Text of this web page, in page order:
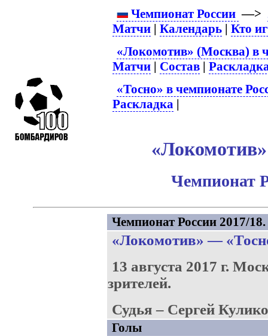
Чемпионат России —>
Матчи |Календарь |Кто
«Локомотив» (Москва) в
Матчи | Состав |
«Тосно» в чемпионате
Раскладка |
Чемпионат
Чемпионат России 2017/
«Локомотив» —
13 августа 2017 г.
зрителей.
Судья – Сергей
Голы